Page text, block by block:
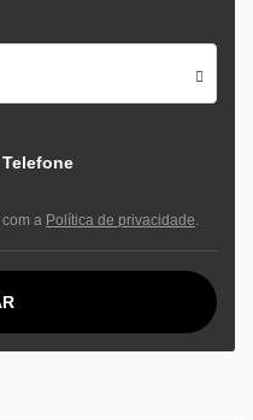
Telefone
a Política de privacidade.